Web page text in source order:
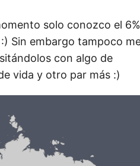
solo conozco el
Sin embargo tampoco
con algo de
vida y otro par más :)